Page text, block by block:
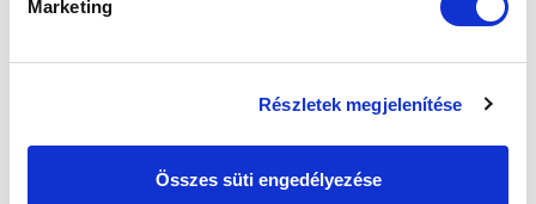
Marketing
Részletek megjelenítése
Összes süti engedélyezése